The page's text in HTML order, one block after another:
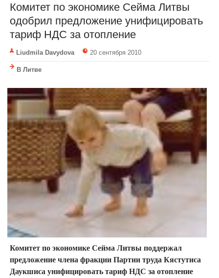
Комитет по экономике Сейма Литвы
одобрил предложение унифицировать
тариф НДС за отопление
Liudmila Davydova 20 сентября 2010
В Литве
Комитет по экономике Сейма Литвы поддержал
предложение члена фракции Партии труда Кястутиса
Даукшиса унифицировать тариф НДС за отопление